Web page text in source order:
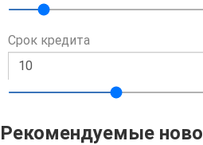
Срок кредита
Рекомендуемые